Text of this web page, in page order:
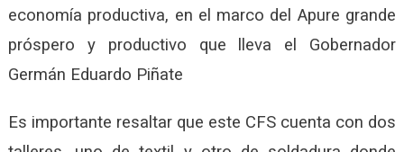
economía productiva, en el marco del Apure grande
próspero y productivo que lleva el Gobernador
Germán Eduardo Piñate
Es importante resaltar que este CFS cuenta con dos